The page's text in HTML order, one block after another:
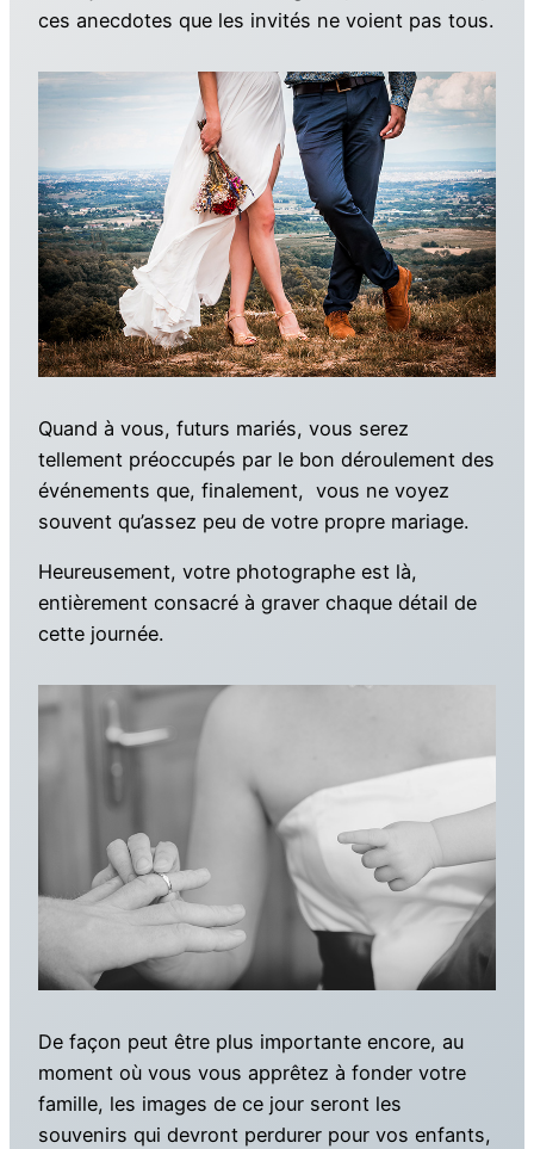
ces anecdotes que les invités ne voient pas tous.
Quand à vous, futurs mariés, vous serez
tellement préoccupés par le bon déroulement des
événements que, finalement, vous ne voyez
souvent qu’assez peu de votre propre mariage.
Heureusement, votre photographe est là,
entièrement consacré à graver chaque détail de
cette journée.
De façon peut être plus importante encore, au
moment où vous vous apprêtez à fonder votre
famille, les images de ce jour seront les
souvenirs qui devront perdurer pour vos enfants,